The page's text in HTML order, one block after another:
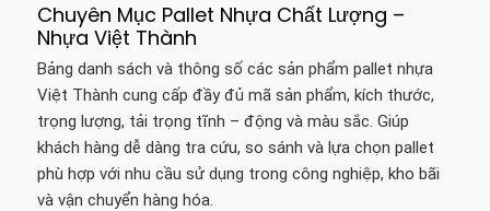
Chuyên Mục Pallet Nhựa Chất Lượng –
Nhựa Việt Thành
Bảng danh sách và thông số các sản phẩm pallet nhựa
Việt Thành cung cấp đầy đủ mã sản phẩm, kích thước,
trọng lượng, tải trọng tĩnh – động và màu sắc. Giúp
khách hàng dễ dàng tra cứu, so sánh và lựa chọn pallet
phù hợp với nhu cầu sử dụng trong công nghiệp, kho bãi
và vận chuyển hàng hóa.